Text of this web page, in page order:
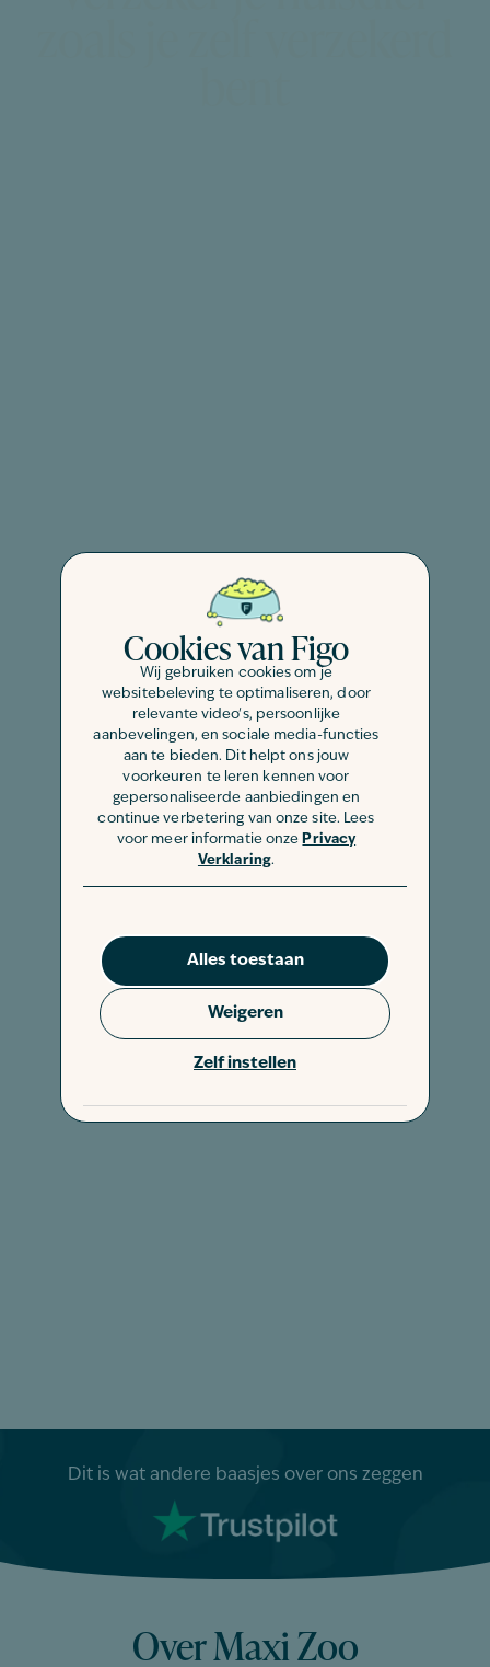
Cookies van Figo
Wij gebruiken cookies om je
websitebeleving te optimaliseren, door
relevante video's, persoonlijke
aanbevelingen, en sociale media-functies
aan te bieden. Dit helpt ons jouw
voorkeuren te leren kennen voor
gepersonaliseerde aanbiedingen en
continue verbetering van onze site. Lees
voor meer informatie onze Privacy
Verklaring.
Alles toestaan
Zelf instellen
Weigeren
Dit is wat andere baasjes over ons zeggen
Over Maxi Zoo